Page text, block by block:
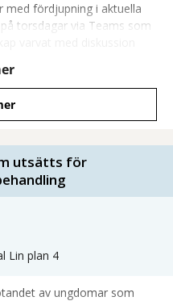
med fördjupning i aktuella
torsdagar via Teams som
utsätts för
Lin plan 4
av ungdomar som